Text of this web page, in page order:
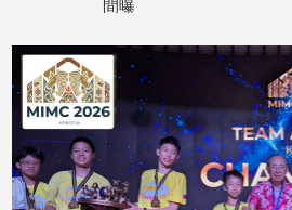
子/
感
情
藝
術
／
文